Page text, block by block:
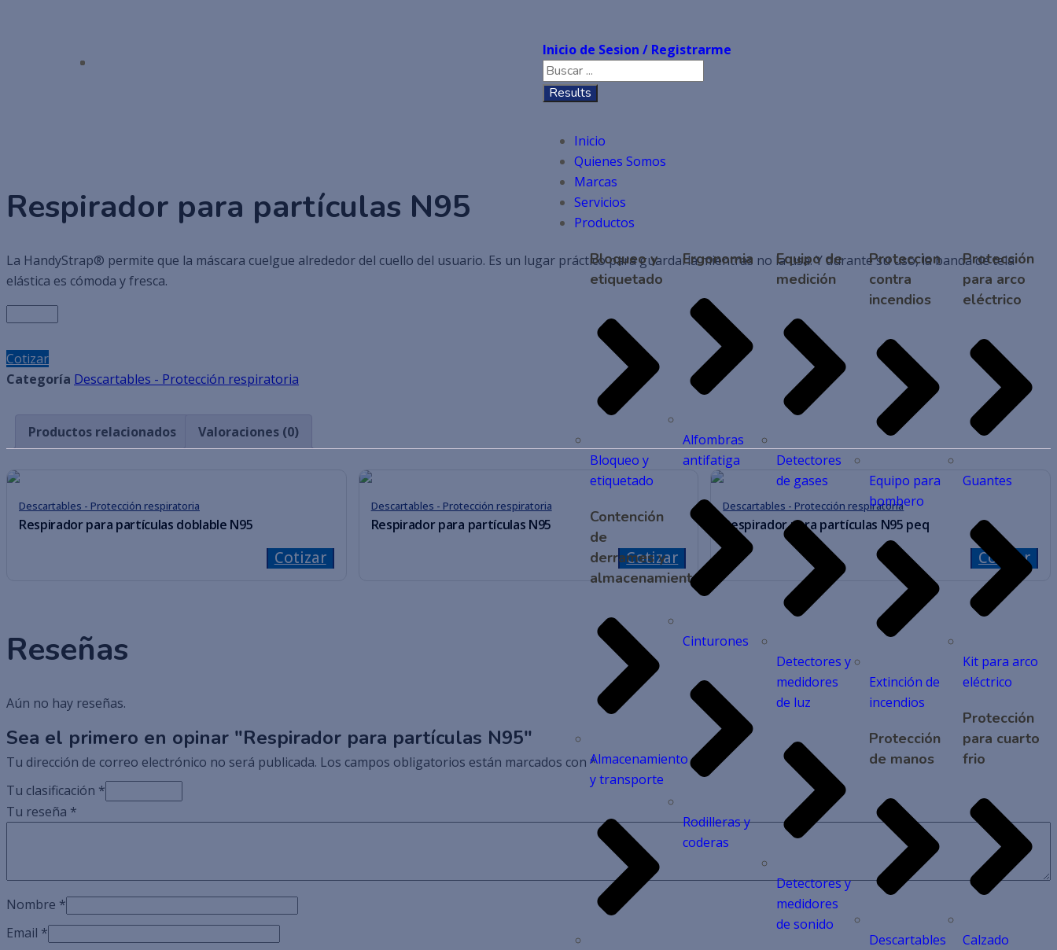
Inicio de Sesion / Registrarme
Results
Inicio
Quienes Somos
Marcas
Servicios
Productos
Bloqueo y
etiquetado
Bloqueo y
etiquetado
Contención
de
derrames y
almacenamiento
Almacenamiento
y transporte
Ergonomia
Alfombras
antifatiga
Cinturones
Rodilleras y
coderas
Equipo de
medición
Detectores
de gases
Detectores y
medidores
de luz
Detectores y
medidores
de sonido
Proteccion
contra
incendios
Equipo para
bombero
Extinción de
incendios
Protección
de manos
Descartables
Protección
para arco
eléctrico
Guantes
Kit para arco
eléctrico
Protección
para cuarto
frio
Calzado
Descartables - Protección respiratoria
Respirador para partículas N95
La HandyStrap® permite que la máscara cuelgue alrededor del cuello del usuario. Es un lugar práctico para guardarla mientras no la usa. Y durante su uso, la banda de tela
elástica es cómoda y fresca.
Cotizar
Categoría Descartables - Protección respiratoria
Productos relacionados Valoraciones (0)
Descartables - Protección respiratoria
Respirador para partículas doblable N95
Cotizar
Descartables - Protección respiratoria
Respirador para partículas N95
Cotizar
Descartables - Protección respiratoria
Respirador para partículas N95 peq
Cotizar
Reseñas
Aún no hay reseñas.
Sea el primero en opinar "Respirador para partículas N95"
Tu dirección de correo electrónico no será publicada. Los campos obligatorios están marcados con *
Tu clasificación *
Tu reseña *
Nombre *
Email *